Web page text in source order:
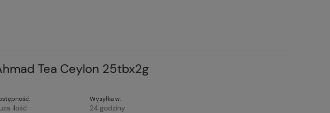
Tea Ceylon 25tbx2g
ilość
Wysyłka w:
24 godziny